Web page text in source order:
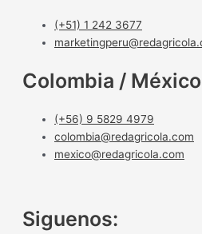
(+51) 1 242 3677
Colombia / México
(+56) 9 5829 4979
colombia@redagricola.com
mexico@redagricola.com
Siguenos: